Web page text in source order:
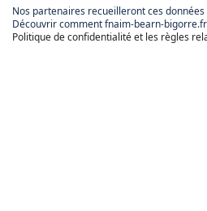
Nos partenaires recueilleront ces
Découvrir comment fnaim-bearn-
Politique de confidentialité et les règles